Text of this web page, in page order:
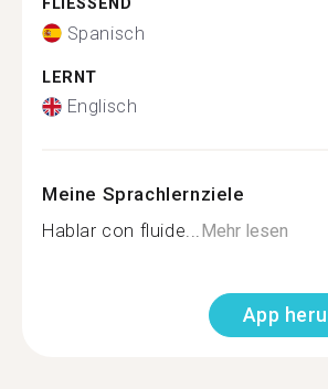
FLIESSEND
Spanisch
LERNT
Englisch
Meine Sprachlernziele
Hablar con fluide...Mehr lesen
App